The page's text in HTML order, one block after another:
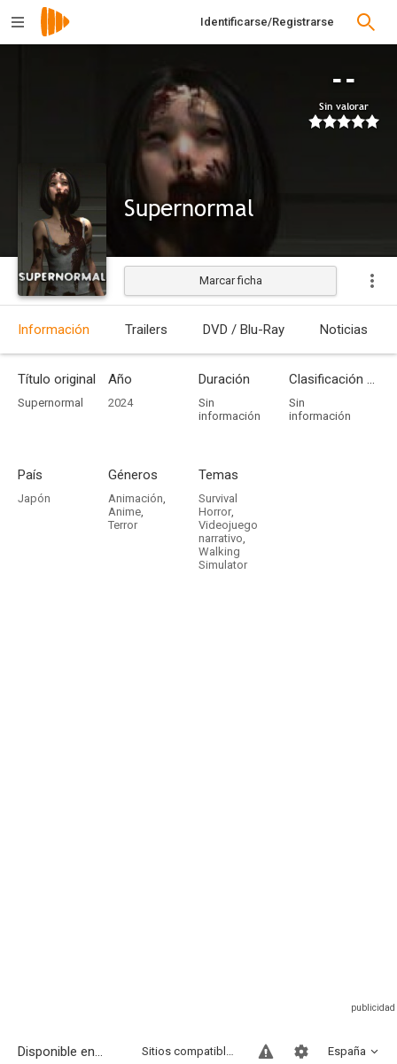
Identificarse/Registrarse
--
Sin valorar
Supernormal
Marcar ficha
Información Trailers DVD / Blu-Ray Noticias
Título original
Supernormal
Año
2024
Duración
Sin
información
Clasificación por edades
Sin
información
País
Japón
Géneros
Animación,
Anime,
Terror
Temas
Survival
Horror,
Videojuego
narrativo,
Walking
Simulator
Disponible en... España
Sitios compatibles